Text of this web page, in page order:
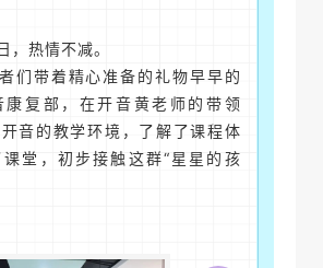
，热情不减。
们带着精心准备的礼物早早的
康复部，在开音黄老师的带领
音的教学环境，了解了课程体
堂，初步接触这群“星星的孩